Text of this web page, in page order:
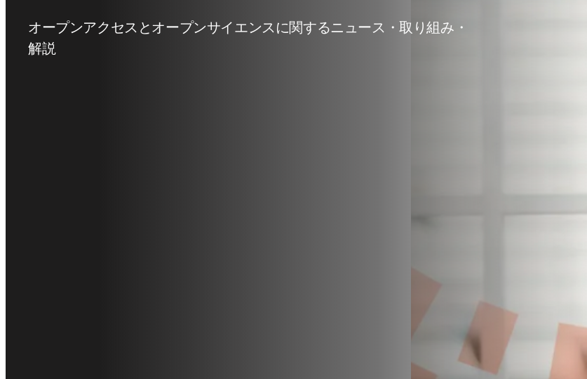
オープンアクセスとオープンサイエンスに関するニュース・取り組み・
解説